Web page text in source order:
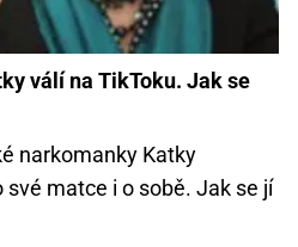
válí na TikToku. Jak se
narkomanky Katky
matce i o sobě. Jak se jí